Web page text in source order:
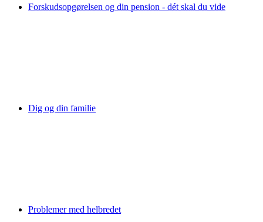
Forskudsopgørelsen og din pension - dét skal du vide
Dig og din familie
Problemer med helbredet